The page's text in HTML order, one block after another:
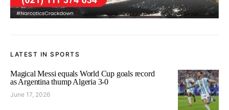
LATEST IN SPORTS
Magical Messi equals World Cup goals record
as Argentina thump Algeria 3-0
June 17, 2026